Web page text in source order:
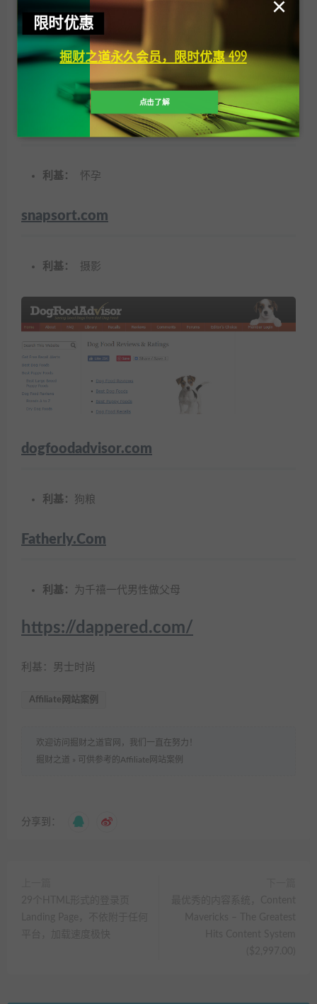
safewise.com
家庭安全
lucieslist.com
利基： 怀孕
snapsort.com
利基： 摄影
dogfoodadvisor.com
利基： 狗粮
Fatherly.Com
利基： 为千禧一代男性做父母
https://dappered.com/
利基：男士时尚
Affiliate网站案例
欢迎访问掘财之道官网，我们一直在努力！
掘财之道 » 可供参考的Affiliate网站案例
分享到：
限时优惠
掘财之道永久会员，限时优惠 499
点击了解
×